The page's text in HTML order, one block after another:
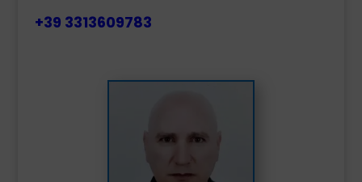
+39 3313609783